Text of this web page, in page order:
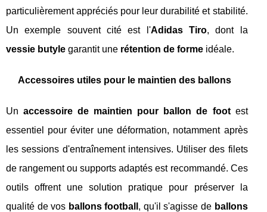
particulièrement appréciés pour leur durabilité et stabilité.
Un exemple souvent cité est l'Adidas Tiro, dont la
vessie butyle garantit une rétention de forme idéale.
Accessoires utiles pour le maintien des ballons
Unaccessoire de maintien pour ballon de footest
essentiel pour éviter une déformation, notamment après
les sessions d'entraînement intensives. Utiliser des filets
de rangement ou supports adaptés est recommandé. Ces
outils offrent une solution pratique pour préserver la
qualité de vos ballons football , qu'il s'agisse de ballons